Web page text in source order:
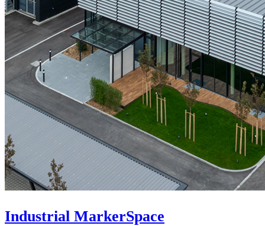
Industrial MarkerSpace